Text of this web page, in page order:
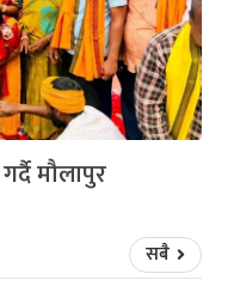
मौलापुर
सबै